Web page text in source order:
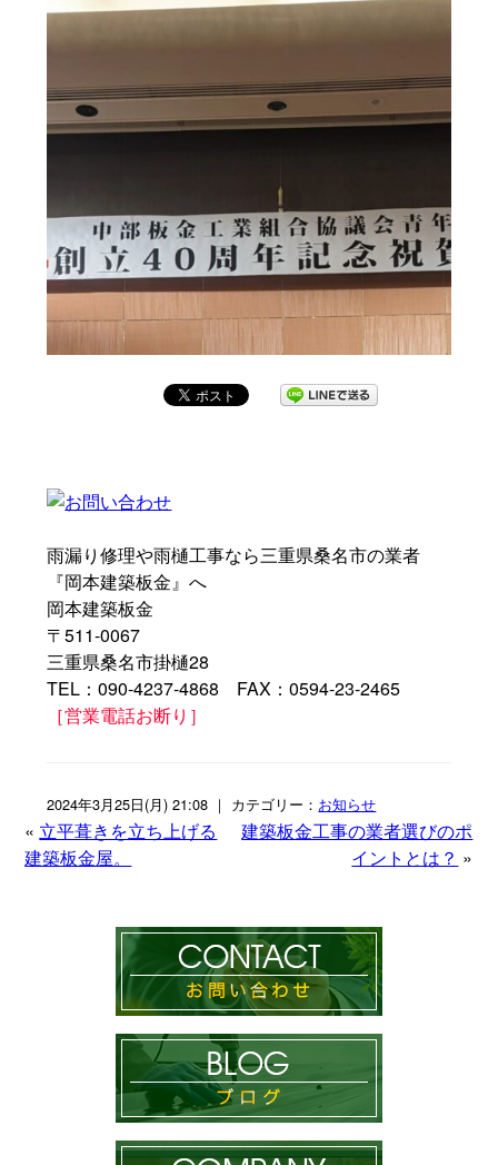
雨漏り修理や雨樋工事なら三重県桑名市の業者
『岡本建築板金』へ
岡本建築板金
〒511-0067
三重県桑名市掛樋28
TEL：090-4237-4868 FAX：0594-23-2465
［営業電話お断り］
2024年3月25日(月) 21:08 ｜ カテゴリー： お知らせ
« 立平葺きを立ち上げる
建築板金屋。
建築板金工事の業者選びのポ
イントとは？ »